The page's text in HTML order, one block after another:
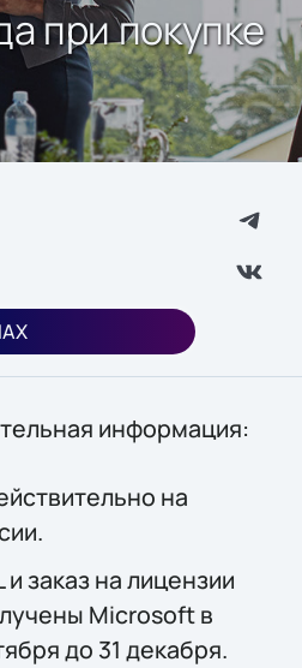
при покупке
информация:
на
заказ на лицензии
Microsoft в
до 31 декабря.